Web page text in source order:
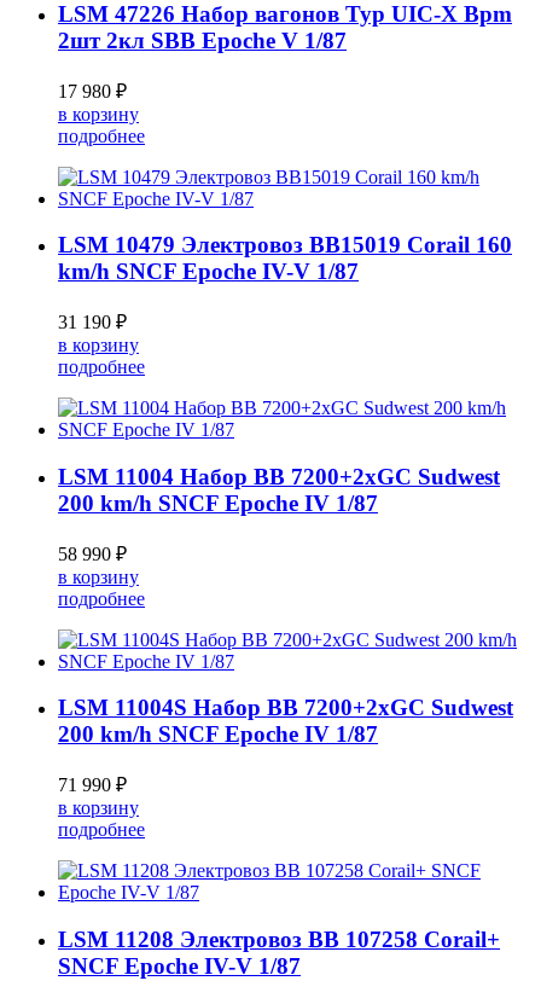
LSM 47226 Набор вагонов Typ UIC-X Bpm
2шт 2кл SBB Epoche V 1/87
17 980 ₽
в корзину
подробнее
LSM 10479 Электровоз BB15019 Corail 160
km/h SNCF Epoche IV-V 1/87
31 190 ₽
в корзину
подробнее
LSM 11004 Набор BB 7200+2xGC Sudwest
200 km/h SNCF Epoche IV 1/87
58 990 ₽
в корзину
подробнее
LSM 11004S Набор BB 7200+2xGC Sudwest
200 km/h SNCF Epoche IV 1/87
71 990 ₽
в корзину
подробнее
LSM 11208 Электровоз BB 107258 Corail+
SNCF Epoche IV-V 1/87